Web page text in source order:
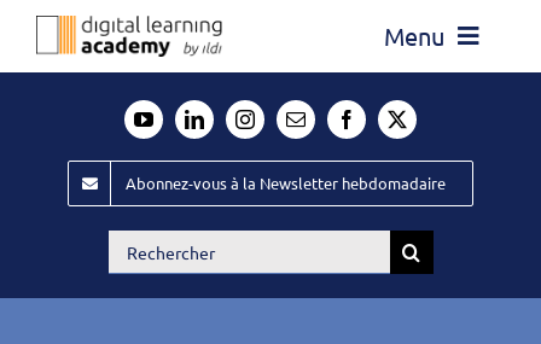
Passer
Menu
Évènements ILDI
Offres d’emploi
Abonnez-vous à la Newsletter hebdomadaire
Rechercher: